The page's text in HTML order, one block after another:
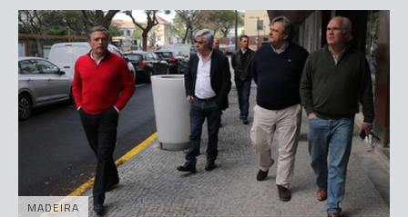
MADEIRA